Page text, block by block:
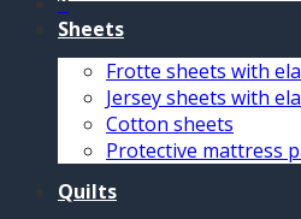
Sheets
Frotte sheets with
Jersey sheets with
Cotton sheets
Protective mattress
Quilts